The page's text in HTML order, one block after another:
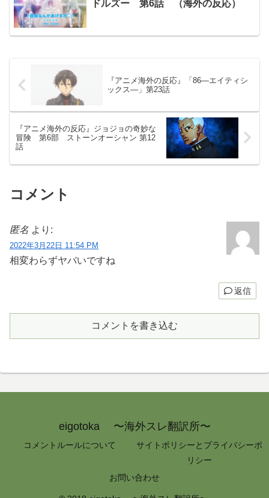
ドルズー 第6話 （海外の反応）
『アニメ海外の反応』「86―エイティシ
ックス―」第23話
『アニメ海外の反応』ジョジョの奇妙な
冒険 第6部 ストーンオーシャン 第12
話
コメント
匿名 より:
2022年3月22日 11:54 PM
相変わらずヤバいですね
返信
コメントを書き込む
eigotoka 〜海外スレ翻訳所〜
コメントルールについて
サイトポリシーとプライバシーポ
リシー
お問い合わせ